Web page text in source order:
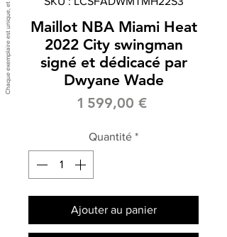
Maillot NBA Miami Heat
2022 City swingman
signé et dédicacé par
Dwyane Wade
1 599,00 €Prix
Quantité *
Ajouter au panier